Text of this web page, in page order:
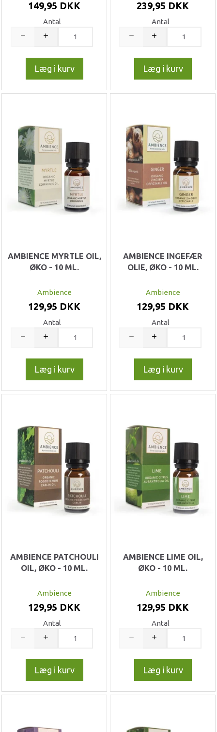
149,95 DKK
Antal
Læg i kurv
239,95 DKK
Antal
Læg i kurv
AMBIENCE MYRTLE OIL,
ØKO - 10 ML.
Ambience
129,95 DKK
Antal
Læg i kurv
AMBIENCE INGEFÆR
OLIE, ØKO - 10 ML.
Ambience
129,95 DKK
Antal
Læg i kurv
AMBIENCE PATCHOULI
OIL, ØKO - 10 ML.
Ambience
129,95 DKK
Antal
Læg i kurv
AMBIENCE LIME OIL,
ØKO - 10 ML.
Ambience
129,95 DKK
Antal
Læg i kurv